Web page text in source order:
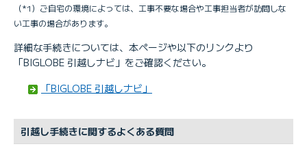
（*1）ご自宅の環境によっては、工事不要な場合や工事担当者が訪問しな
い工事の場合があります。
詳細な手続きについては、本ページや以下のリンクより
「BIGLOBE 引越しナビ」をご確認ください。
「BIGLOBE 引越しナビ」
引越し手続きに関するよくある質問